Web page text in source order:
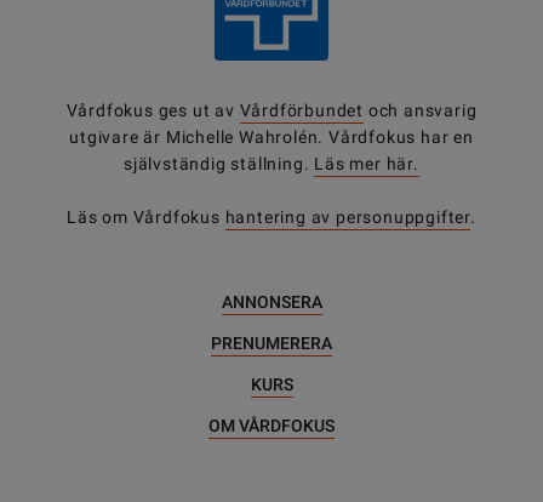
Vårdfokus ges ut av Vårdförbundet och ansvarig
utgivare är Michelle Wahrolén. Vårdfokus har en
självständig ställning. Läs mer här.
Läs om Vårdfokus hantering av personuppgifter.
ANNONSERA
PRENUMERERA
KURS
OM VÅRDFOKUS